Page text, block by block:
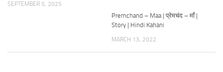
SEPTEMBER 5, 2025
Premchand – Maa | प्रेमचंद – माँ |
Story | Hindi Kahani
MARCH 13, 2022